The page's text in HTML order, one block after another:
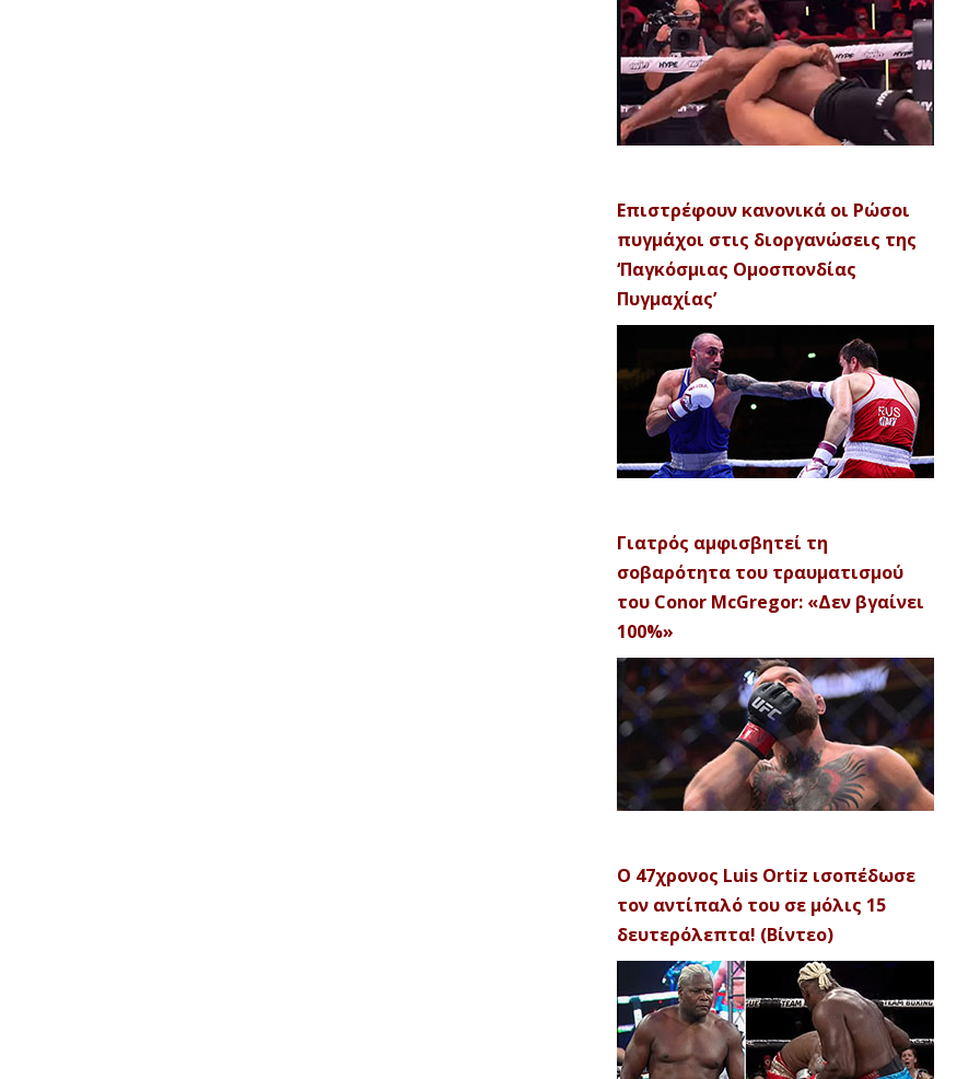
Επιστρέφουν κανονικά οι Ρώσοι
πυγμάχοι στις διοργανώσεις της
‘Παγκόσμιας Ομοσπονδίας
Πυγμαχίας’
Γιατρός αμφισβητεί τη
σοβαρότητα του τραυματισμού
του Conor McGregor: «Δεν βγαίνει
100%»
Ο 47χρονος Luis Ortiz ισοπέδωσε
τον αντίπαλό του σε μόλις 15
δευτερόλεπτα! (Βίντεο)